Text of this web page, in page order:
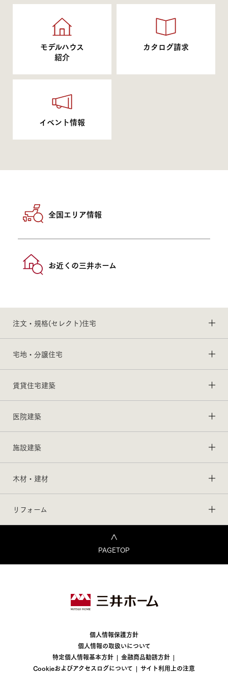
モデルハウス
紹介
カタログ請求
イベント情報
全国エリア情報
お近くの三井ホーム
注文・規格(セレクト)住宅
宅地・分譲住宅
賃貸住宅建築
医院建築
施設建築
木材・建材
リフォーム
PAGETOP
個人情報保護方針
個人情報の取扱いについて
特定個人情報基本方針
金融商品勧誘方針
Cookieおよびアクセスログについて
サイト利用上の注意